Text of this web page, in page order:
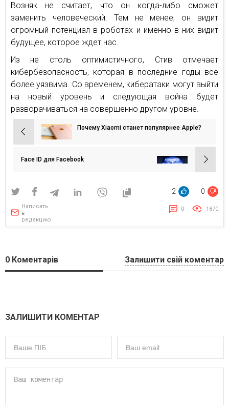
Возняк не считает, что он когда-либо сможет
заменить человеческий. Тем не менее, он видит
огромный потенциал в роботах и именно в них видит
будущее, которое ждет нас.
Из не столь оптимистичного, Стив отмечает
кибербезопасность, которая в последние годы все
более уязвима. Со временем, кибератаки могут выйти
на новый уровень и следующая война будет
разворачиваться на совершенно другом уровне.
Навигация
по
записям
Почему Xiaomi станет популярнее Apple?
Face ID для Facebook
2 0
Написать
в
редакцию
0 1870
0 Коментарів Залишити свій коментар
ЗАЛИШИТИ КОМЕНТАР